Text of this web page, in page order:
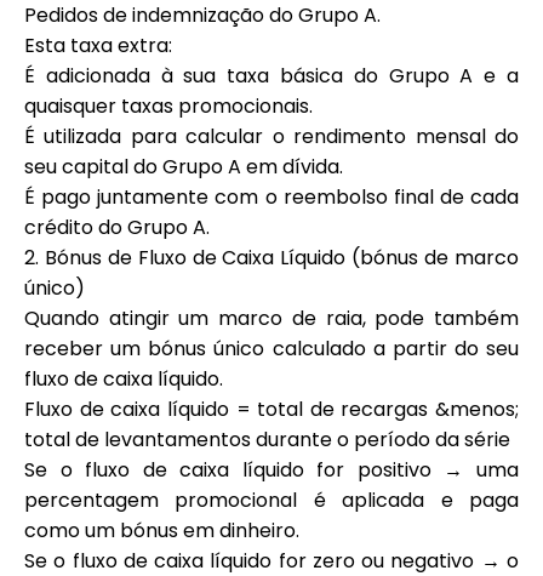
ask@scrambleup.com
+372 712 2955
Pedidos de indemnização do Grupo A.
Esta taxa extra:
É adicionada à sua taxa básica do Grupo A e a
quaisquer taxas promocionais.
É utilizada para calcular o rendimento mensal do
seu capital do Grupo A em dívida.
É pago juntamente com o reembolso final de cada
crédito do Grupo A.
2. Bónus de Fluxo de Caixa Líquido (bónus de marco
único)
Quando atingir um marco de raia, pode também
receber um bónus único calculado a partir do seu
fluxo de caixa líquido.
Fluxo de caixa líquido = total de recargas &menos;
total de levantamentos durante o período da série
Se o fluxo de caixa líquido for positivo → uma
percentagem promocional é aplicada e paga
como um bónus em dinheiro.
Se o fluxo de caixa líquido for zero ou negativo → o